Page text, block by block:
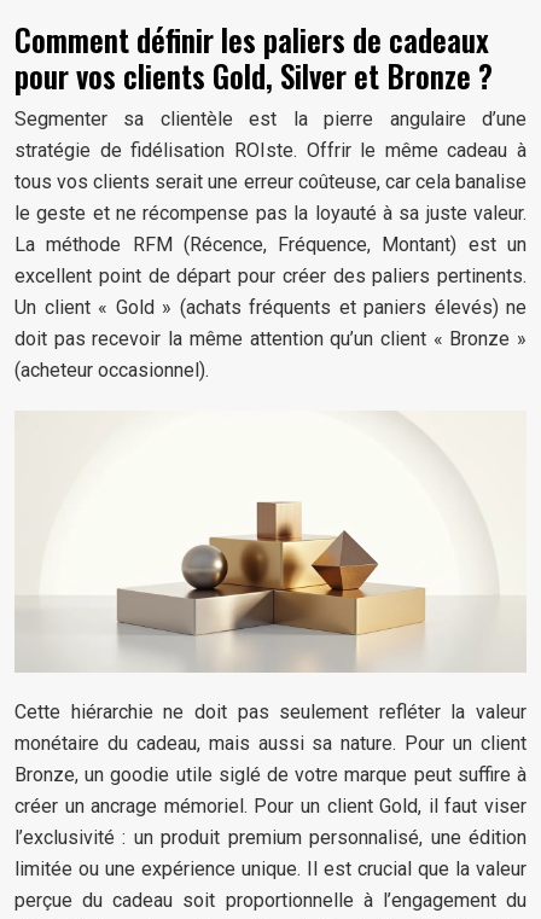
Comment définir les paliers de cadeaux
pour vos clients Gold, Silver et Bronze ?
Segmenter sa clientèle est la pierre angulaire d’une
stratégie de fidélisation ROIste. Offrir le même cadeau à
tous vos clients serait une erreur coûteuse, car cela banalise
le geste et ne récompense pas la loyauté à sa juste valeur.
La méthode RFM (Récence, Fréquence, Montant) est un
excellent point de départ pour créer des paliers pertinents.
Un client « Gold » (achats fréquents et paniers élevés) ne
doit pas recevoir la même attention qu’un client « Bronze »
(acheteur occasionnel).
Cette hiérarchie ne doit pas seulement refléter la valeur
monétaire du cadeau, mais aussi sa nature. Pour un client
Bronze, un goodie utile siglé de votre marque peut suffire à
créer un ancrage mémoriel. Pour un client Gold, il faut viser
l’exclusivité : un produit premium personnalisé, une édition
limitée ou une expérience unique. Il est crucial que la valeur
perçue du cadeau soit proportionnelle à l’engagement du